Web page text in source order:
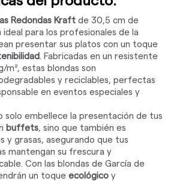
Redondas Kraft de 30,5 cm de
para los profesionales de la
presentar sus platos con un toque
. Fabricadas en un resistente
estas blondas son
y reciclables, perfectas
en eventos especiales y
solo embellece la presentación de tus
buffets, sino que también es
y grasas, asegurando que tus
mantengan su frescura y
Con las blondas de García de
un toqueecológico y